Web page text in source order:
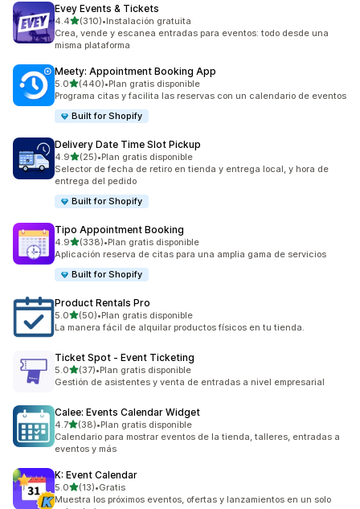
Evey Events & Tickets
4.4de 5 estrellas
(310)
310 reseñas en total
•Instalación gratuita
Crea, vende y escanea entradas para eventos: todo desde una
misma plataforma
Meety: Appointment Booking App
5.0de 5 estrellas
(440)
440 reseñas en total
•Plan gratis disponible
Programa citas y facilita las reservas con un calendario de eventos
Built for Shopify
Delivery Date Time Slot Pickup
4.9de 5 estrellas
(25)
25 reseñas en total
•Plan gratis disponible
Selector de fecha de retiro en tienda y entrega local, y hora de
entrega del pedido
Built for Shopify
Tipo Appointment Booking
4.9de 5 estrellas
(338)
338 reseñas en total
•Plan gratis disponible
Aplicación reserva de citas para una amplia gama de servicios
Built for Shopify
Product Rentals Pro
5.0de 5 estrellas
(50)
50 reseñas en total
•Plan gratis disponible
La manera fácil de alquilar productos físicos en tu tienda.
Ticket Spot ‑ Event Ticketing
5.0de 5 estrellas
(37)
37 reseñas en total
•Plan gratis disponible
Gestión de asistentes y venta de entradas a nivel empresarial
Calee: Events Calendar Widget
4.7de 5 estrellas
(38)
38 reseñas en total
•Plan gratis disponible
Calendario para mostrar eventos de la tienda, talleres, entradas a
eventos y más
K: Event Calendar
5.0de 5 estrellas
(13)
13 reseñas en total
•Gratis
Muestra los próximos eventos, ofertas y lanzamientos en un solo